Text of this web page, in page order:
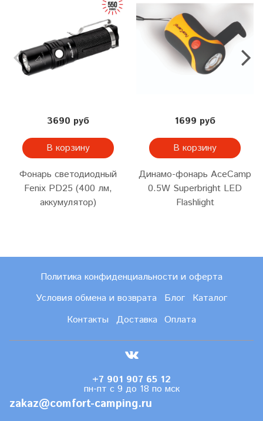
3690 руб
В корзину
Фонарь светодиодный
Fenix PD25 (400 лм,
аккумулятор)
1699 руб
В корзину
Динамо-фонарь AceCamp
0.5W Superbright LED
Flashlight
Политика конфиденциальности и оферта
Условия обмена и возврата
Блог
Каталог
Контакты
Доставка Оплата
+7 901 907 65 12
пн-пт с 9 до 18 по мск
zakaz@comfort-camping.ru